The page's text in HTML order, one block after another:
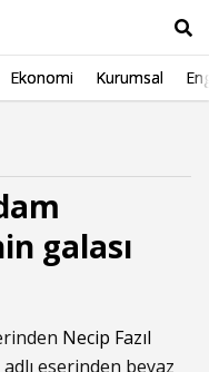
Ekonomi Kurumsal
galası
Necip Fazıl
adlı eserinden beyaz